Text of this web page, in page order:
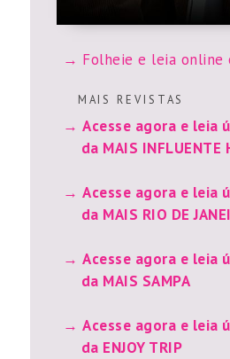
Folheie e leia online
M A I S R E V I S T A S
Acesse agora e leia
da MAIS INFLUENTE
Acesse agora e leia
da MAIS RIO DE
Acesse agora e leia
da MAIS SAMPA
Acesse agora e leia
da ENJOY TRIP